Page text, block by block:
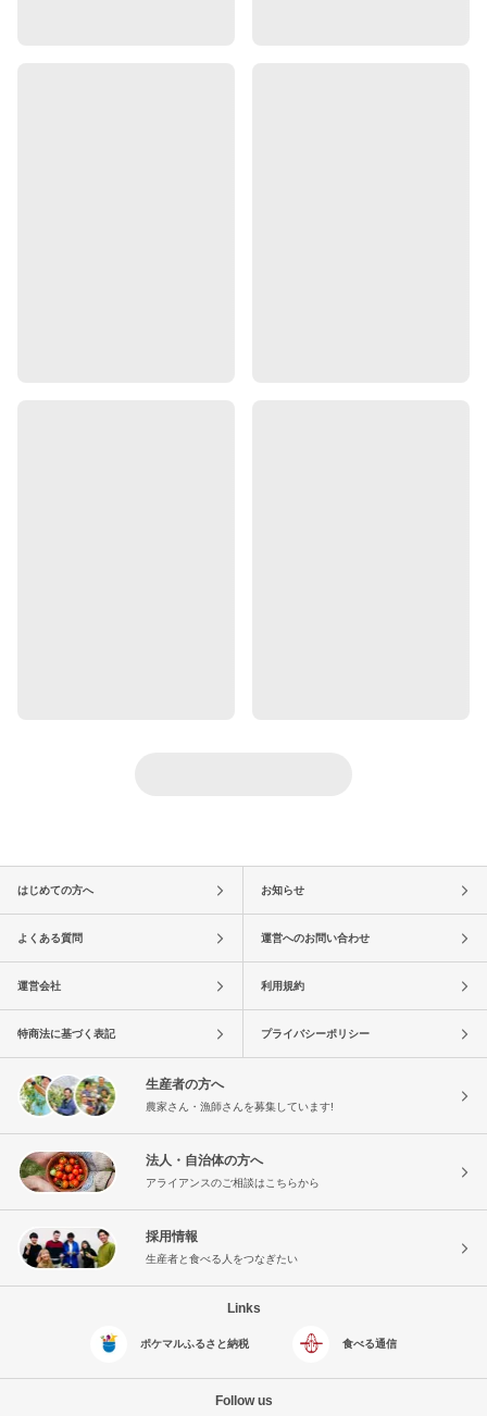
はじめての方へ お知らせ
よくある質問 運営へのお問い合わせ
運営会社 利用規約
特商法に基づく表記 プライバシーポリシー
生産者の方へ
農家さん・漁師さんを募集しています!
法人・自治体の方へ
アライアンスのご相談はこちらから
採用情報
生産者と食べる人をつなぎたい
Links
ポケマルふるさと納税 食べる通信
Follow us